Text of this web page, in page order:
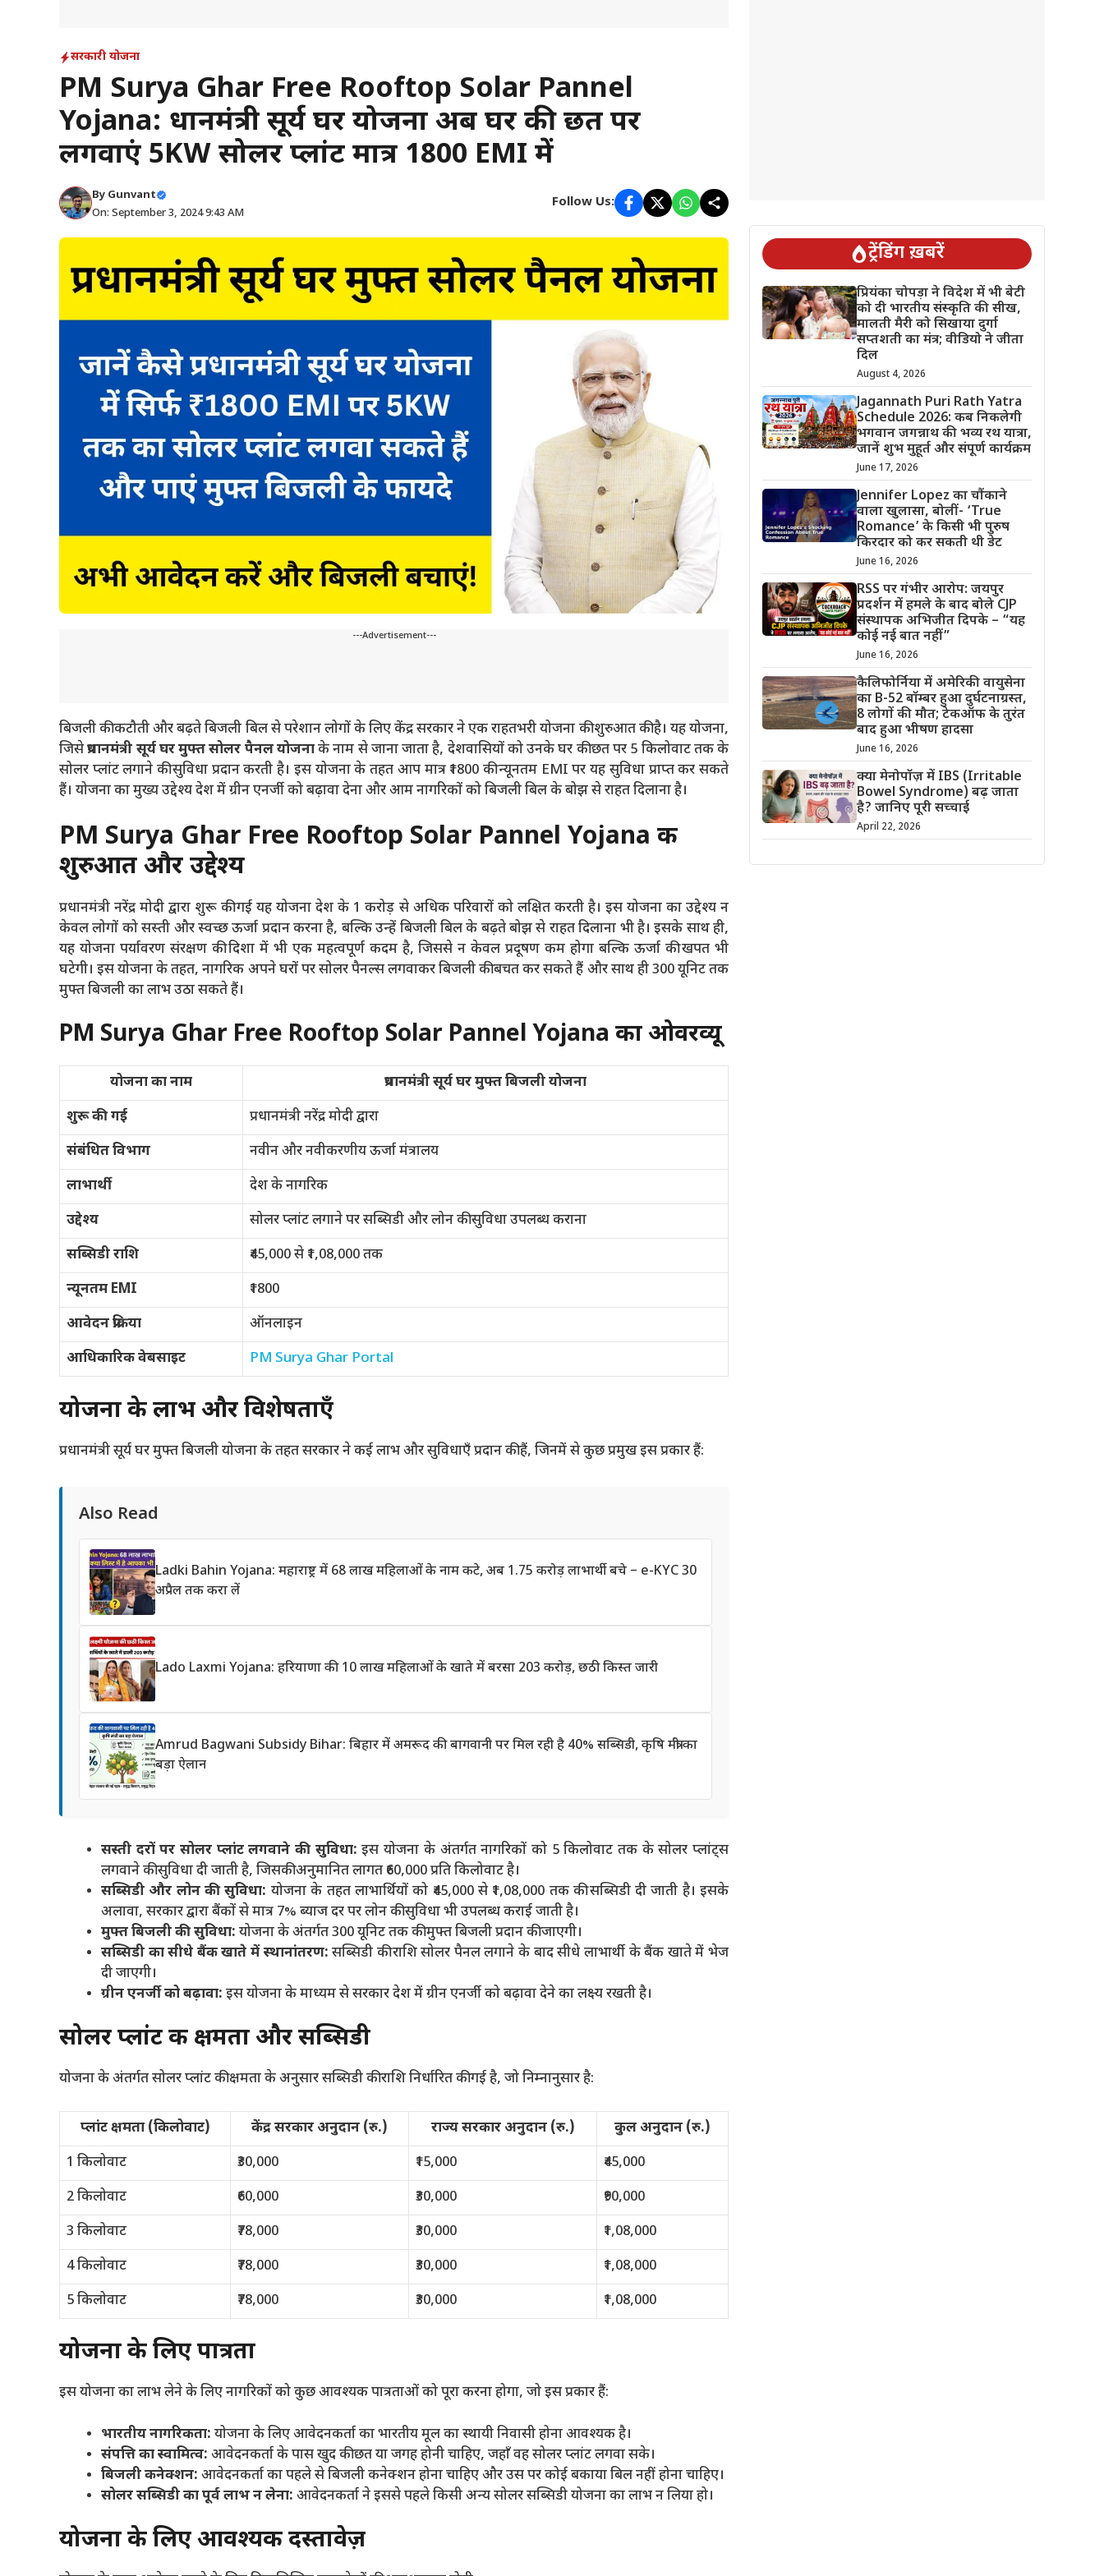
सरकारी योजना
PM Surya Ghar Free Rooftop Solar Pannel
Yojana: प्रधानमंत्री सूर्य घर योजना अब घर की छत पर
लगवाएं 5KW सोलर प्लांट मात्र ₹1800 EMI में
By Gunvant
On: September 3, 2024 9:43 AM
Follow Us:
---Advertisement---
बिजली की कटौती और बढ़ते बिजली बिल से परेशान लोगों के लिए केंद्र सरकार ने एक राहतभरी योजना की शुरुआत की है। यह योजना,
जिसेप्रधानमंत्री सूर्य घर मुफ्त सोलर पैनल योजनाके नाम से जाना जाता है, देशवासियों को उनके घर की छत पर 5 किलोवाट तक के
सोलर प्लांट लगाने की सुविधा प्रदान करती है। इस योजना के तहत आप मात्र ₹1800 की न्यूनतम EMI पर यह सुविधा प्राप्त कर सकते
हैं। योजना का मुख्य उद्देश्य देश में ग्रीन एनर्जी को बढ़ावा देना और आम नागरिकों को बिजली बिल के बोझ से राहत दिलाना है।
PM Surya Ghar Free Rooftop Solar Pannel Yojana की
शुरुआत और उद्देश्य
प्रधानमंत्री नरेंद्र मोदी द्वारा शुरू की गई यह योजना देश के 1 करोड़ से अधिक परिवारों को लक्षित करती है। इस योजना का उद्देश्य न
केवल लोगों को सस्ती और स्वच्छ ऊर्जा प्रदान करना है, बल्कि उन्हें बिजली बिल के बढ़ते बोझ से राहत दिलाना भी है। इसके साथ ही,
यह योजना पर्यावरण संरक्षण की दिशा में भी एक महत्वपूर्ण कदम है, जिससे न केवल प्रदूषण कम होगा बल्कि ऊर्जा की खपत भी
घटेगी। इस योजना के तहत, नागरिक अपने घरों पर सोलर पैनल्स लगवाकर बिजली की बचत कर सकते हैं और साथ ही 300 यूनिट तक
मुफ्त बिजली का लाभ उठा सकते हैं।
PM Surya Ghar Free Rooftop Solar Pannel Yojana का ओवरव्यू
योजना का नाम
प्रधानमंत्री सूर्य घर मुफ्त बिजली योजना
शुरू की गई
प्रधानमंत्री नरेंद्र मोदी द्वारा
संबंधित विभाग
नवीन और नवीकरणीय ऊर्जा मंत्रालय
लाभार्थी
देश के नागरिक
उद्देश्य
सोलर प्लांट लगाने पर सब्सिडी और लोन की सुविधा उपलब्ध कराना
सब्सिडी राशि
₹45,000 से ₹1,08,000 तक
न्यूनतम EMI
₹1800
आवेदन प्रक्रिया
ऑनलाइन
आधिकारिक वेबसाइट
PM Surya Ghar Portal
योजना के लाभ और विशेषताएँ
प्रधानमंत्री सूर्य घर मुफ्त बिजली योजना के तहत सरकार ने कई लाभ और सुविधाएँ प्रदान की हैं, जिनमें से कुछ प्रमुख इस प्रकार हैं:
Also Read
Ladki Bahin Yojana: महाराष्ट्र में 68 लाख महिलाओं के नाम कटे, अब 1.75 करोड़ लाभार्थी बचे – e-KYC 30
अप्रैल तक करा लें
Lado Laxmi Yojana: हरियाणा की 10 लाख महिलाओं के खाते में बरसा 203 करोड़, छठी किस्त जारी
Amrud Bagwani Subsidy Bihar: बिहार में अमरूद की बागवानी पर मिल रही है 40% सब्सिडी, कृषि मंत्री का
बड़ा ऐलान
सस्ती दरों पर सोलर प्लांट लगवाने की सुविधा: इस योजना के अंतर्गत नागरिकों को 5 किलोवाट तक के सोलर प्लांट्स
लगवाने की सुविधा दी जाती है, जिसकी अनुमानित लागत ₹60,000 प्रति किलोवाट है।
सब्सिडी और लोन की सुविधा: योजना के तहत लाभार्थियों को ₹45,000 से ₹1,08,000 तक की सब्सिडी दी जाती है। इसके
अलावा, सरकार द्वारा बैंकों से मात्र 7% ब्याज दर पर लोन की सुविधा भी उपलब्ध कराई जाती है।
मुफ्त बिजली की सुविधा: योजना के अंतर्गत 300 यूनिट तक की मुफ्त बिजली प्रदान की जाएगी।
सब्सिडी का सीधे बैंक खाते में स्थानांतरण: सब्सिडी की राशि सोलर पैनल लगाने के बाद सीधे लाभार्थी के बैंक खाते में भेज
दी जाएगी।
ग्रीन एनर्जी को बढ़ावा: इस योजना के माध्यम से सरकार देश में ग्रीन एनर्जी को बढ़ावा देने का लक्ष्य रखती है।
सोलर प्लांट की क्षमता और सब्सिडी
योजना के अंतर्गत सोलर प्लांट की क्षमता के अनुसार सब्सिडी की राशि निर्धारित की गई है, जो निम्नानुसार है:
प्लांट क्षमता (किलोवाट) केंद्र सरकार अनुदान (रु.) राज्य सरकार अनुदान (रु.)
कुल अनुदान (रु.)
1 किलोवाट
₹30,000 ₹15,000
₹45,000
2 किलोवाट
₹60,000 ₹30,000
₹90,000
3 किलोवाट
₹78,000 ₹30,000
₹1,08,000
4 किलोवाट
₹78,000 ₹30,000
₹1,08,000
5 किलोवाट
₹78,000 ₹30,000 ₹1,08,000
योजना के लिए पात्रता
इस योजना का लाभ लेने के लिए नागरिकों को कुछ आवश्यक पात्रताओं को पूरा करना होगा, जो इस प्रकार हैं:
भारतीय नागरिकता: योजना के लिए आवेदनकर्ता का भारतीय मूल का स्थायी निवासी होना आवश्यक है।
संपत्ति का स्वामित्व: आवेदनकर्ता के पास खुद की छत या जगह होनी चाहिए, जहाँ वह सोलर प्लांट लगवा सके।
बिजली कनेक्शन: आवेदनकर्ता का पहले से बिजली कनेक्शन होना चाहिए और उस पर कोई बकाया बिल नहीं होना चाहिए।
सोलर सब्सिडी का पूर्व लाभ न लेना: आवेदनकर्ता ने इससे पहले किसी अन्य सोलर सब्सिडी योजना का लाभ न लिया हो।
योजना के लिए आवश्यक दस्तावेज़
ट्रेंडिंग ख़बरें
प्रियंका चोपड़ा ने विदेश में भी बेटी
को दी भारतीय संस्कृति की सीख,
मालती मैरी को सिखाया दुर्गा
सप्तशती का मंत्र; वीडियो ने जीता
दिल
August 4, 2026
Jagannath Puri Rath Yatra
Schedule 2026: कब निकलेगी
भगवान जगन्नाथ की भव्य रथ यात्रा,
जानें शुभ मुहूर्त और संपूर्ण कार्यक्रम
June 17, 2026
Jennifer Lopez का चौंकाने
वाला खुलासा, बोलीं- ‘True
Romance’ के किसी भी पुरुष
किरदार को कर सकती थी डेट
June 16, 2026
RSS पर गंभीर आरोप: जयपुर
प्रदर्शन में हमले के बाद बोले CJP
संस्थापक अभिजीत दिपके – “यह
कोई नई बात नहीं”
June 16, 2026
कैलिफोर्निया में अमेरिकी वायुसेना
का B-52 बॉम्बर हुआ दुर्घटनाग्रस्त,
8 लोगों की मौत; टेकऑफ के तुरंत
बाद हुआ भीषण हादसा
June 16, 2026
क्या मेनोपॉज़ में IBS (Irritable
Bowel Syndrome) बढ़ जाता
है? जानिए पूरी सच्चाई
April 22, 2026